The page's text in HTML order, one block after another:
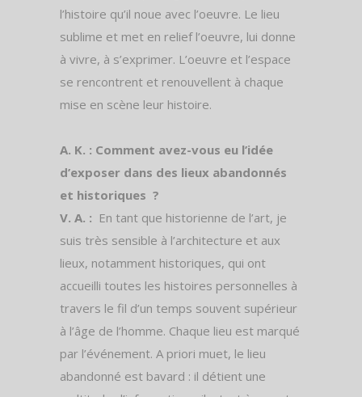
l’histoire qu’il noue avec l’oeuvre. Le lieu
sublime et met en relief l’oeuvre, lui donne
à vivre, à s’exprimer. L’oeuvre et l’espace
se rencontrent et renouvellent à chaque
mise en scène leur histoire.
A. K. : Comment avez-vous eu l’idée
d’exposer dans des lieux abandonnés
et historiques ?
V. A. : En tant que historienne de l’art, je
suis très sensible à l’architecture et aux
lieux, notamment historiques, qui ont
accueilli toutes les histoires personnelles à
travers le fil d’un temps souvent supérieur
à l’âge de l’homme. Chaque lieu est marqué
par l’événement. A priori muet, le lieu
abandonné est bavard : il détient une